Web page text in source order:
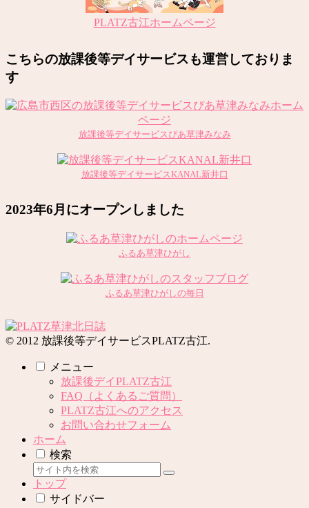
PLATZ古江ホームページ
こちらの放課後等デイサービスも運営しておりま
す
放課後等デイサービスぴあ草津みなみ
放課後等デイサービスKANAL新井口
2023年6月にオープンしました
ふるあ草津ひがし
ふるあ草津ひがしの毎日
© 2012 放課後等デイサービスPLATZ古江.
メニュー
放課後デイPLATZ古江
FAQ（よくあるご質問）
PLATZ古江へのアクセス
お問い合わせフォーム
ホーム
検索
トップ
サイドバー